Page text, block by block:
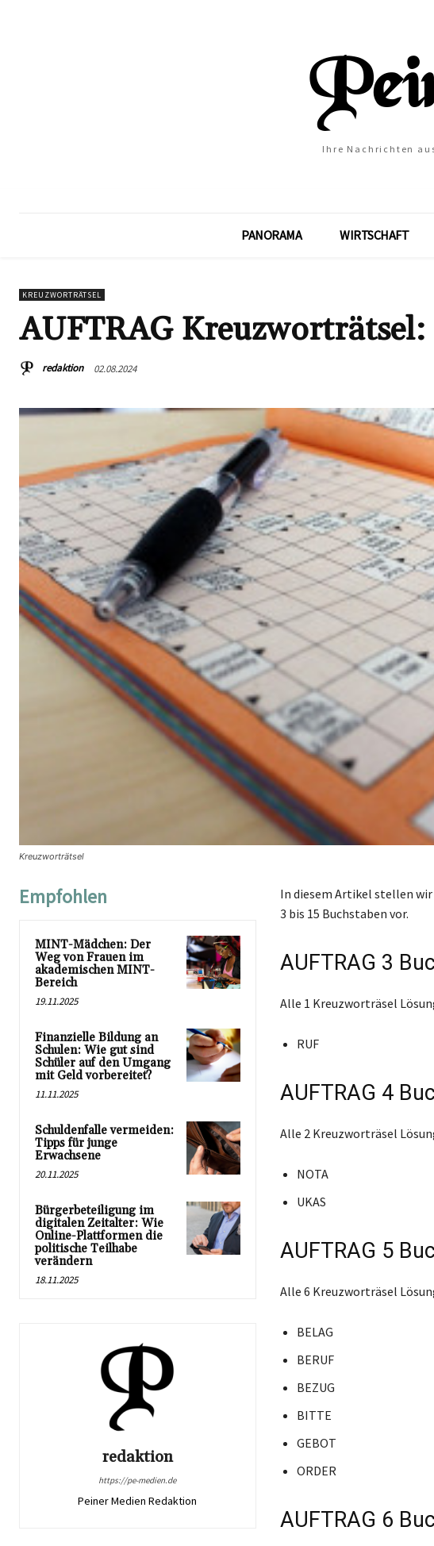
Ihre Nachrichten
PANORAMA WIRTSCHAFT
KREUZWORTRÄTSEL
AUFTRAG
redaktion 02.08.2024
Kreuzworträtsel
Empfohlen
MINT-Mädchen: Der
Weg von Frauen im
akademischen MINT-
Bereich
19.11.2025
Finanzielle Bildung an
Schulen: Wie gut sind
Schüler auf den Umgang
mit Geld vorbereitet?
11.11.2025
Schuldenfalle vermeiden:
Tipps für junge
Erwachsene
20.11.2025
Bürgerbeteiligung im
digitalen Zeitalter: Wie
Online-Plattformen die
politische Teilhabe
verändern
18.11.2025
redaktion
https://pe-medien.de
Peiner Medien Redaktion
In diesem Artikel stellen wir
3 bis 15 Buchstaben vor.
AUFTRAG 3
Alle 1 Kreuzworträsel
RUF
AUFTRAG 4
Alle 2 Kreuzworträsel
NOTA
UKAS
AUFTRAG 5
Alle 6 Kreuzworträsel
BELAG
BERUF
BEZUG
BITTE
GEBOT
ORDER
AUFTRAG 6